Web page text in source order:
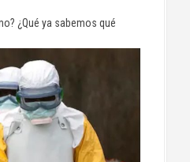
¿Qué ya sabemos qué